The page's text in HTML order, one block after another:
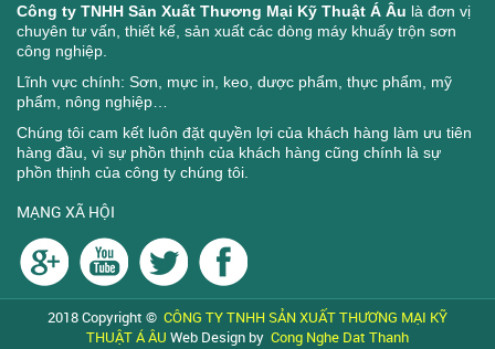
Công ty TNHH Sản Xuất Thương Mại Kỹ Thuật Á Âu là đơn vị
chuyên tư vấn, thiết kế, sản xuất các dòng máy khuấy trộn sơn
công nghiệp.
Lĩnh vực chính: Sơn, mực in, keo, dược phẩm, thực phẩm, mỹ
phẩm, nông nghiệp…
Chúng tôi cam kết luôn đặt quyền lợi của khách hàng làm ưu tiên
hàng đầu, vì sự phồn thịnh của khách hàng cũng chính là sự
phồn thịnh của công ty chúng tôi.
MẠNG XÃ HỘI
2018 Copyright © CÔNG TY TNHH SẢN XUẤT THƯƠNG MẠI KỸ
THUẬT Á ÂU Web Design by Cong Nghe Dat Thanh